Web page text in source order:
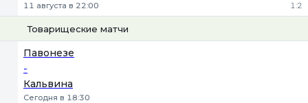
11 августа в 22:00 1:2
Товарищеские матчи
Павонезе
-
Кальвина
Сегодня в 18:30